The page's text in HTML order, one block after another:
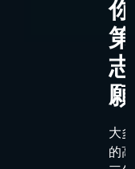
志
大
的